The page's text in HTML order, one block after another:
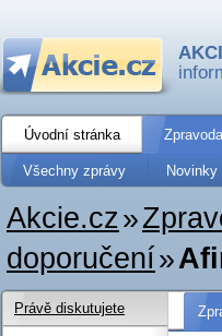
Úvodní stránka
Všechny zprávy Novinky
Akcie.cz»
doporučení»
Právě diskutujete